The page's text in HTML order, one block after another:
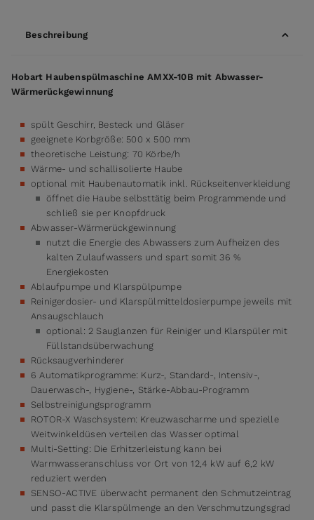
Beschreibung
Hobart Haubenspülmaschine AMXX-10B mit Abwasser-
Wärmerückgewinnung
spült Geschirr, Besteck und Gläser
geeignete Korbgröße: 500 x 500 mm
theoretische Leistung: 70 Körbe/h
Wärme- und schallisolierte Haube
optional mit Haubenautomatik inkl. Rückseitenverkleidung
öffnet die Haube selbsttätig beim Programmende und
schließ sie per Knopfdruck
Abwasser-Wärmerückgewinnung
nutzt die Energie des Abwassers zum Aufheizen des
kalten Zulaufwassers und spart somit 36 %
Energiekosten
Ablaufpumpe und Klarspülpumpe
Reinigerdosier- und Klarspülmitteldosierpumpe jeweils mit
Ansaugschlauch
optional: 2 Sauglanzen für Reiniger und Klarspüler mit
Füllstandsüberwachung
Rücksaugverhinderer
6 Automatikprogramme: Kurz-, Standard-, Intensiv-,
Dauerwasch-, Hygiene-, Stärke-Abbau-Programm
Selbstreinigungsprogramm
ROTOR-X Waschsystem: Kreuzwascharme und spezielle
Weitwinkeldüsen verteilen das Wasser optimal
Multi-Setting: Die Erhitzerleistung kann bei
Warmwasseranschluss vor Ort von 12,4 kW auf 6,2 kW
reduziert werden
SENSO-ACTIVE überwacht permanent den Schmutzeintrag
und passt die Klarspülmenge an den Verschmutzungsgrad